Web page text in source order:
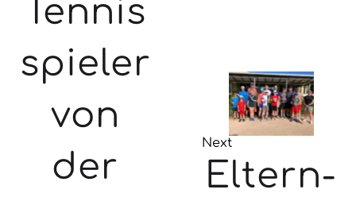
Tennis
spieler
von
der
Next
Eltern-